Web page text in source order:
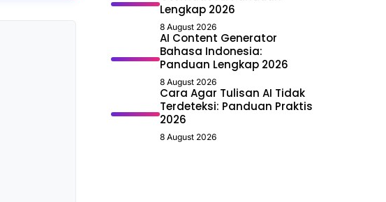
Lengkap 2026
8 August 2026
AI Content Generator
Bahasa Indonesia:
Panduan Lengkap 2026
8 August 2026
Cara Agar Tulisan AI Tidak
Terdeteksi: Panduan Praktis
2026
8 August 2026